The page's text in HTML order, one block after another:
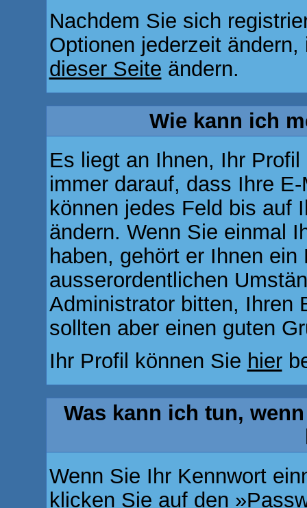
Nachdem Sie sich
Optionen jederzeit
dieser Seite ändern.
Wie kann ich
Es liegt an Ihnen, Ihr
immer darauf, dass Ihre
können jedes Feld bis auf
ändern. Wenn Sie einmal
haben, gehört er Ihnen ein
ausserordentlichen
Administrator bitten, Ihren
sollten aber einen guten
Ihr Profil können Sie hier
Was kann ich tun,
Wenn Sie Ihr Kennwort
klicken Sie auf den »